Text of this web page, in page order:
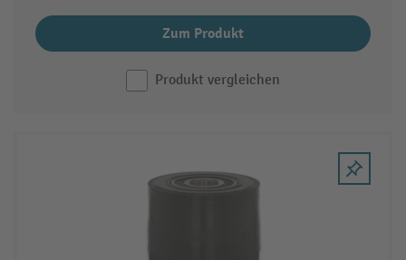
Zum Produkt
Produkt vergleichen